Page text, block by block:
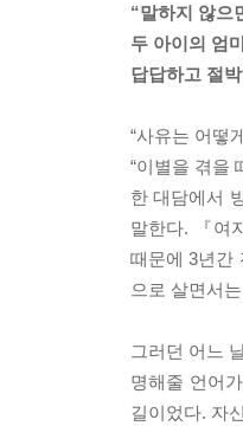
“말하지 않으
두 아이의 엄
답답하고 절
“사유는 어떻
“이별을 겪을
한 대담에서
말한다. 『여
때문에 3년간
으로 살면서
그러던 어느
명해줄 언어
길이었다. 자